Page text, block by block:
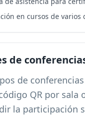
en cursos de varios
de
de
QR por sala
la participación